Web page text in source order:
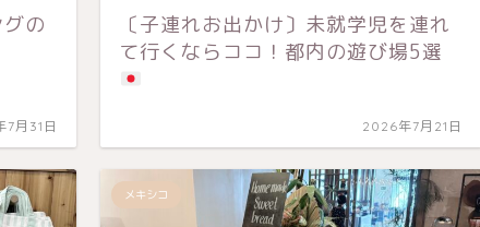
の
7月31日
〔子連れお出かけ〕未就学児を連れ
て行くならココ！都内の遊び場5選
2026年7月21日
メキシコ